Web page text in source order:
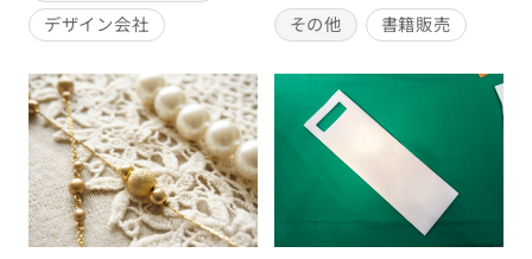
デザイン会社
その他 書籍販売